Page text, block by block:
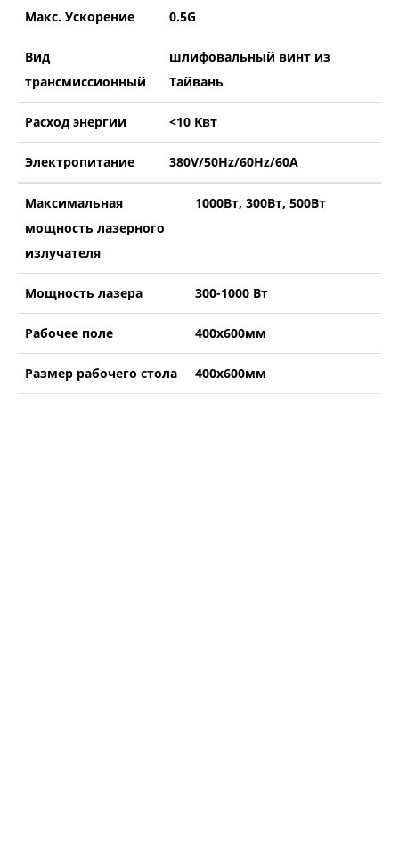
Макс. Ускорение 0.5G
Вид
трансмиссионный
шлифовальный винт из
Тайвань
Расход энергии <10 Квт
Электропитание 380V/50Hz/60Hz/60A
Максимальная
мощность лазерного
излучателя
1000Вт, 300Вт, 500Вт
Мощность лазера 300-1000 Вт
Рабочее поле 400х600мм
Размер рабочего стола 400х600мм